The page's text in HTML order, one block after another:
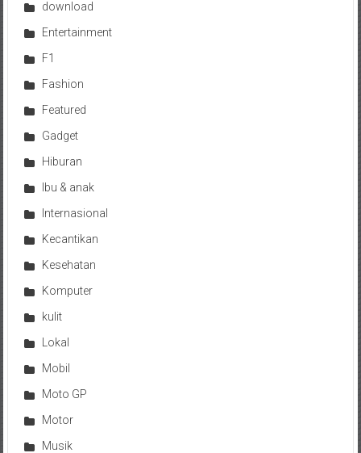
download
Entertainment
F1
Fashion
Featured
Gadget
Hiburan
Ibu & anak
Internasional
Kecantikan
Kesehatan
Komputer
kulit
Lokal
Mobil
Moto GP
Motor
Musik